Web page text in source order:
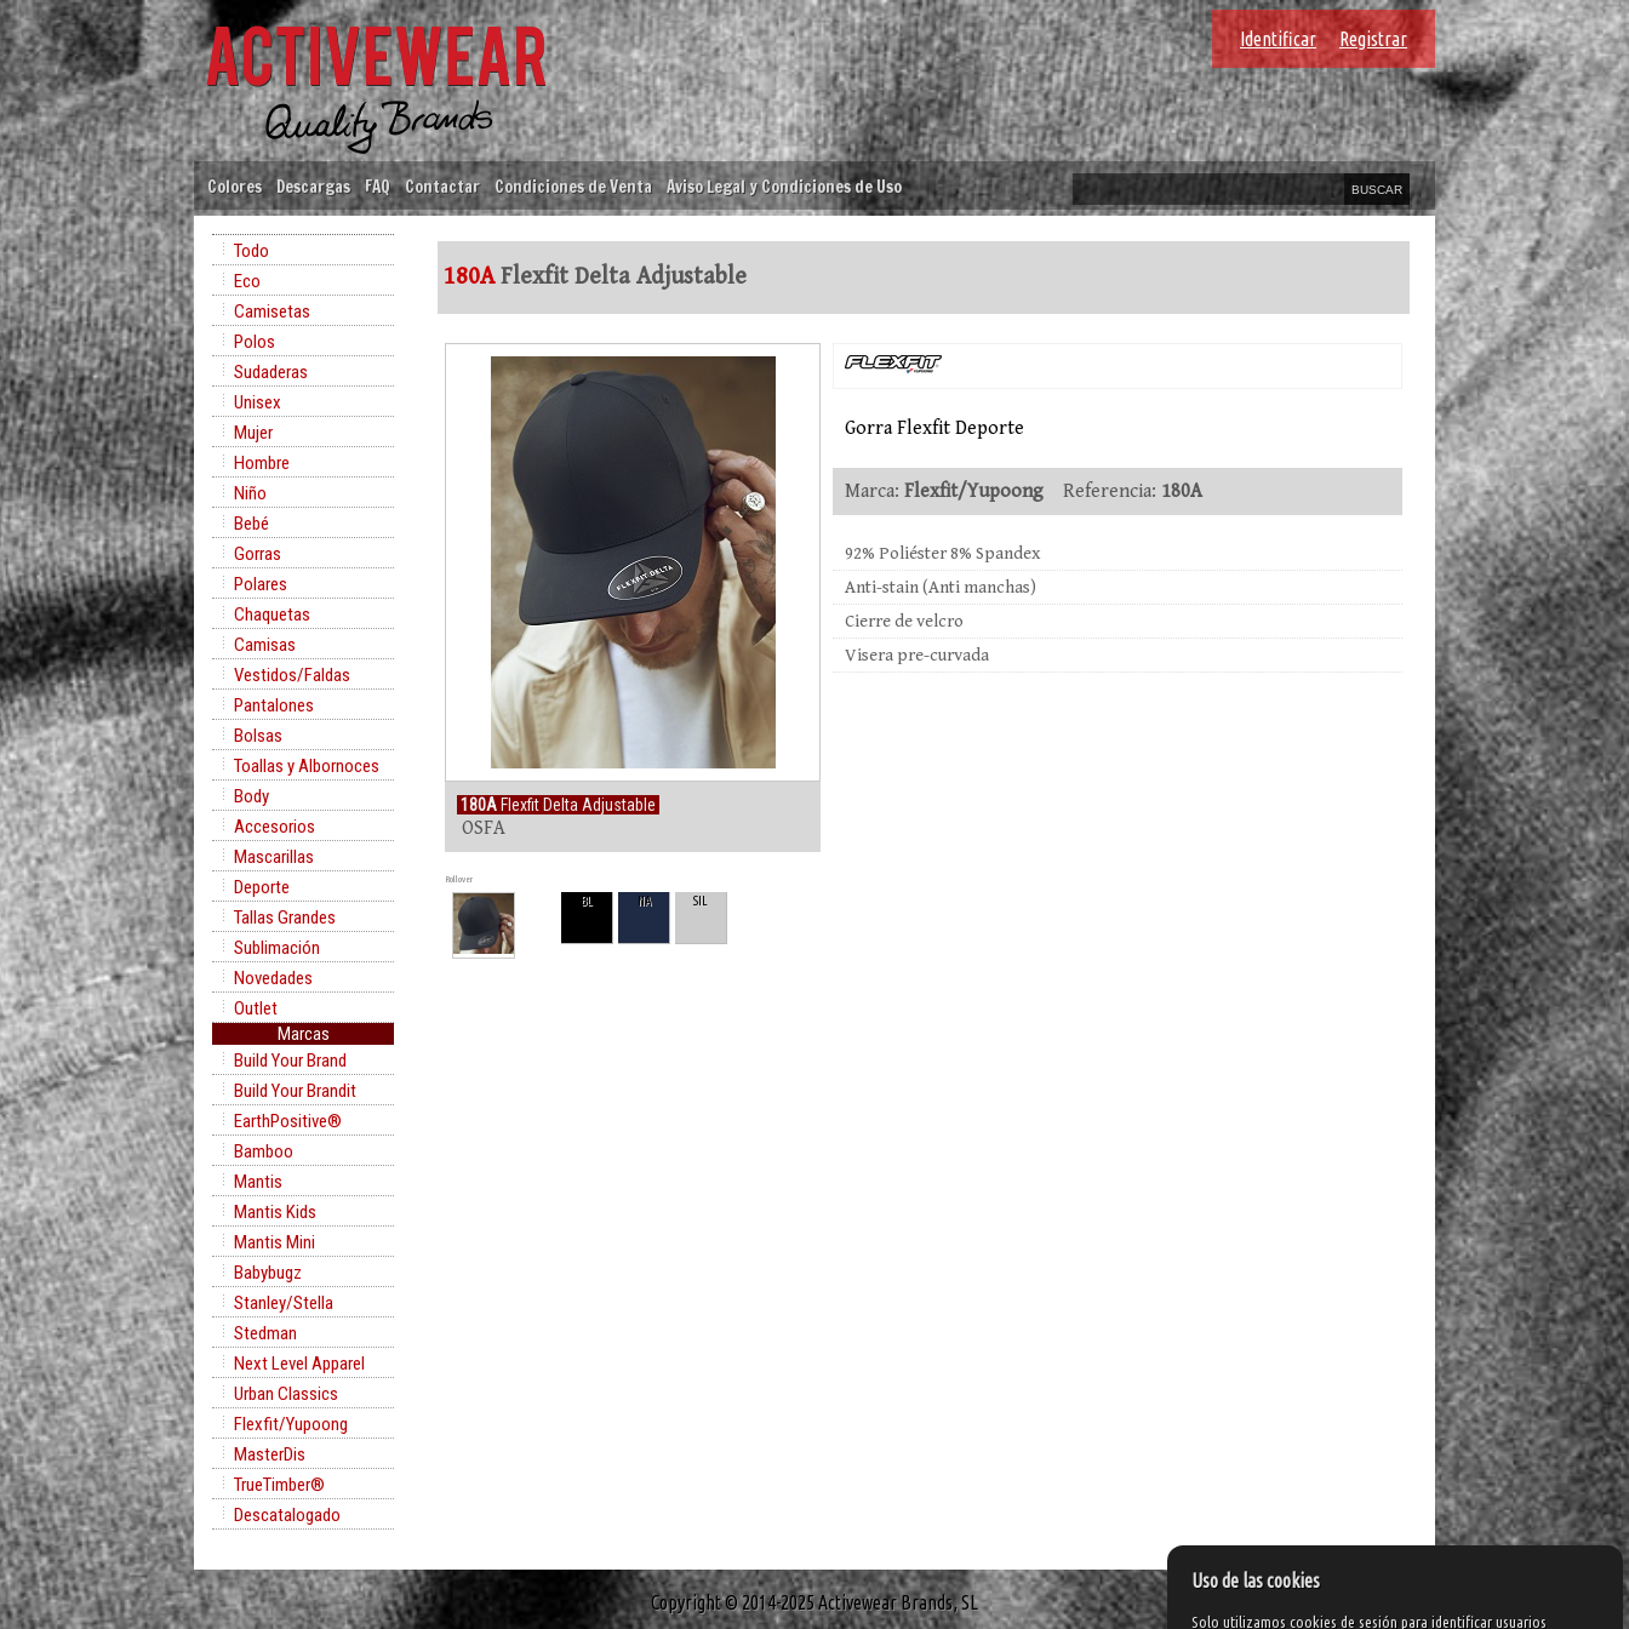
Identificar Registrar
Colores Descargas FAQ Contactar Condiciones de Venta Aviso Legal y Condiciones de Uso
Todo
Eco
Camisetas
Polos
Sudaderas
Unisex
Mujer
Hombre
Niño
Bebé
Gorras
Polares
Chaquetas
Camisas
Vestidos/Faldas
Pantalones
Bolsas
Toallas y Albornoces
Body
Accesorios
Mascarillas
Deporte
Tallas Grandes
Sublimación
Novedades
Outlet
Marcas
Build Your Brand
Build Your Brandit
EarthPositive®
Bamboo
Mantis
Mantis Kids
Mantis Mini
Babybugz
Stanley/Stella
Stedman
Next Level Apparel
Urban Classics
Flexfit/Yupoong
MasterDis
TrueTimber®
Descatalogado
180AFlexfit Delta Adjustable
180A Flexfit Delta Adjustable
OSFA
Rollover
BL NA SIL
Gorra Flexfit Deporte
Marca: Flexfit/Yupoong Referencia: 180A
92% Poliéster 8% Spandex
Anti-stain (Anti manchas)
Cierre de velcro
Visera pre-curvada
Copyright © 2014-2025 Activewear Brands, SL
Uso de las cookies
Solo utilizamos cookies de sesión para identificar usuarios